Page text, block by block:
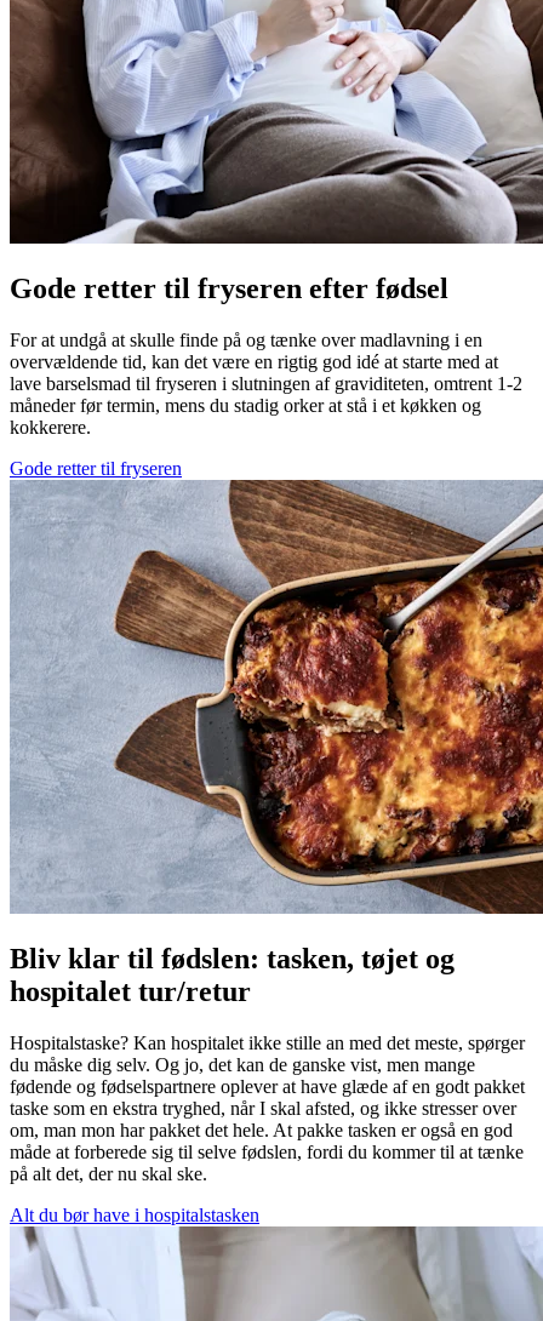
Gode retter til fryseren efter fødsel
For at undgå at skulle finde på og tænke over madlavning i en
overvældende tid, kan det være en rigtig god idé at starte med at
lave barselsmad til fryseren i slutningen af graviditeten, omtrent 1-2
måneder før termin, mens du stadig orker at stå i et køkken og
kokkerere.
Gode retter til fryseren
Bliv klar til fødslen: tasken, tøjet og
hospitalet tur/retur
Hospitalstaske? Kan hospitalet ikke stille an med det meste, spørger
du måske dig selv. Og jo, det kan de ganske vist, men mange
fødende og fødselspartnere oplever at have glæde af en godt pakket
taske som en ekstra tryghed, når I skal afsted, og ikke stresser over
om, man mon har pakket det hele. At pakke tasken er også en god
måde at forberede sig til selve fødslen, fordi du kommer til at tænke
på alt det, der nu skal ske.
Alt du bør have i hospitalstasken